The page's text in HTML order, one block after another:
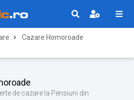
Cazare Homoroade
de cazare la Pensiuni din